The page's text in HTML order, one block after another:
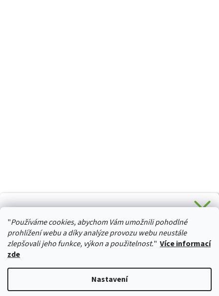
"Používáme cookies, abychom Vám umožnili pohodlné
prohlížení webu a díky analýze provozu webu neustále
zlepšovali jeho funkce, výkon a použitelnost." Více informací
zde
Nastavení
HURTTA-COLLECTION.CZ
Stačí se přihlásit k odběru novinek z našeho obchodu a je
Vaše :)
Ano, chci se přihlásit
Zásady zpracování osobních údajů